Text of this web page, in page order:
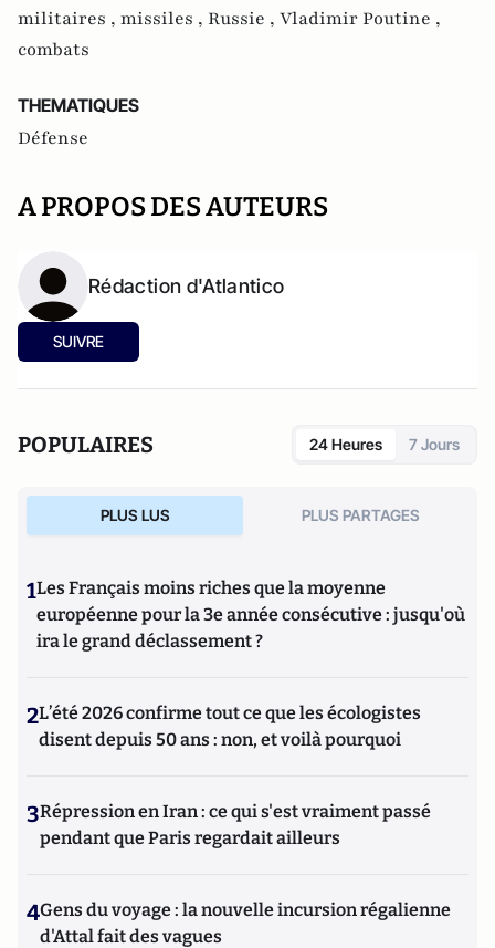
militaires , missiles , Russie , Vladimir Poutine ,
combats
THEMATIQUES
Défense
A PROPOS DES AUTEURS
Rédaction d'Atlantico
SUIVRE
POPULAIRES 24 Heures 7 Jours
PLUS LUS PLUS PARTAGES
1Les Français moins riches que la moyenne
européenne pour la 3e année consécutive : jusqu'où
ira le grand déclassement ?
2L’été 2026 confirme tout ce que les écologistes
disent depuis 50 ans : non, et voilà pourquoi
3Répression en Iran : ce qui s'est vraiment passé
pendant que Paris regardait ailleurs
4Gens du voyage : la nouvelle incursion régalienne
d'Attal fait des vagues